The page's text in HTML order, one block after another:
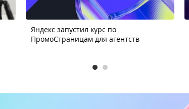
Яндекс запустил курс по
ПромоСтраницам для агентств